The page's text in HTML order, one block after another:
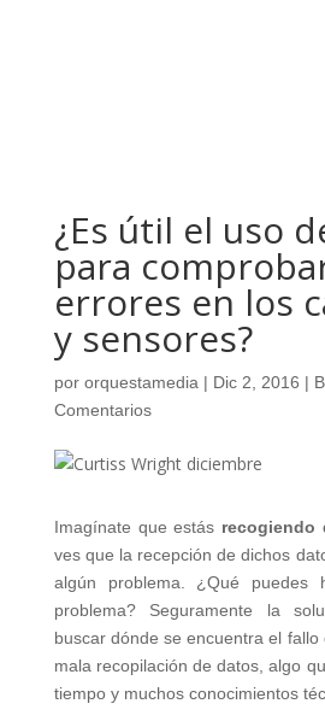
¿Es útil el uso
para
errores en los
y sensores?
por orquestamedia | Dic 2, 2016 |
Comentarios
Imagínate que estás recogiendo
ves que la recepción de dichos
algún problema. ¿Qué puedes
problema? Seguramente la
buscar dónde se encuentra el
mala recopilación de datos, algo
tiempo y muchos conocimientos